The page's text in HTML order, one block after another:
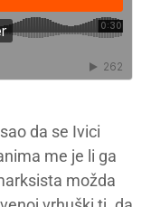
da se Ivici
me je li ga
možda